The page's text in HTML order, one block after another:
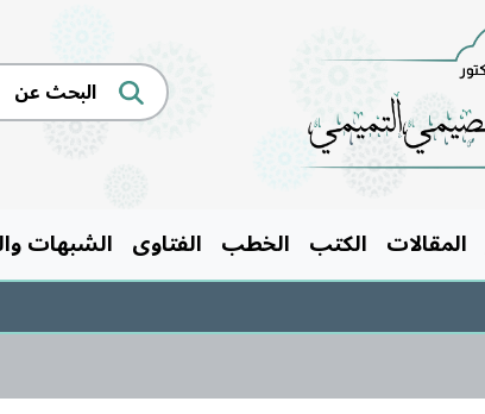
المقالات الكتب الخطب الفتاوى الشبهات